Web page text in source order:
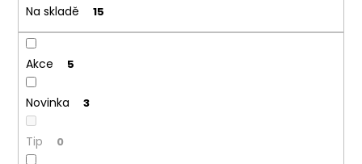
o
d
u
k
ů
Na skladě 15
Akce 5
Novinka 3
Tip 0
D
o
p
o